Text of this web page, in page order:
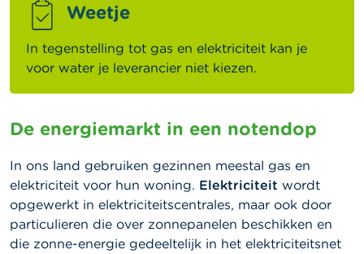
Weetje
In tegenstelling tot gas en elektriciteit kan je
voor water je leverancier niet kiezen.
De energiemarkt in een notendop
In ons land gebruiken gezinnen meestal gas en
elektriciteit voor hun woning. Elektriciteit wordt
opgewerkt in elektriciteitscentrales, maar ook door
particulieren die over zonnepanelen beschikken en
die zonne-energie gedeeltelijk in het elektriciteitsnet